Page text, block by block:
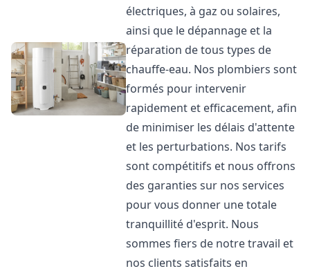
électriques, à gaz ou solaires,
ainsi que le dépannage et la
réparation de tous types de
chauffe-eau. Nos plombiers sont
formés pour intervenir
rapidement et efficacement, afin
de minimiser les délais d'attente
et les perturbations. Nos tarifs
sont compétitifs et nous offrons
des garanties sur nos services
pour vous donner une totale
tranquillité d'esprit. Nous
sommes fiers de notre travail et
nos clients satisfaits en